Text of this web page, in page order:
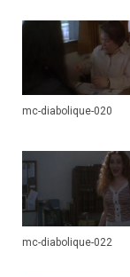
mc-diabolique-020
mc-diabolique-022